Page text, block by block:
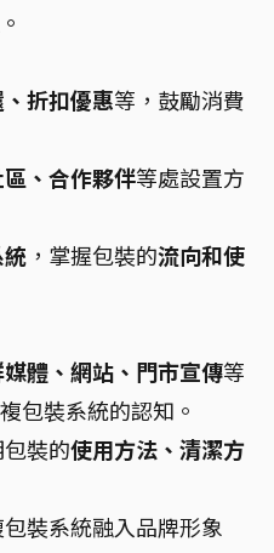
折扣優惠等，鼓勵消費
、合作夥伴等處設置方
，掌握包裝的流向和使
體、網站、門市宣傳等
包裝系統的認知。
裝的使用方法、清潔方
裝系統融入品牌形象